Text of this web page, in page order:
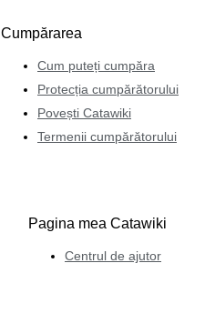
Cumpărarea
Cum puteți cumpăra
Protecția cumpărătorului
Povești Catawiki
Termenii cumpărătorului
Pagina mea Catawiki
Centrul de ajutor